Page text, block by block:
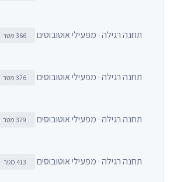
תחנה רגילה · מפעילי אוטובוסים 366 מטר
תחנה רגילה · מפעילי אוטובוסים 376 מטר
תחנה רגילה · מפעילי אוטובוסים 379 מטר
תחנה רגילה · מפעילי אוטובוסים 413 מטר